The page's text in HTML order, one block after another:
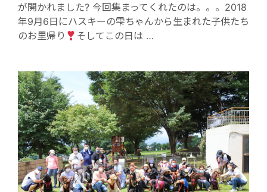
が開かれました? 今回集まってくれたのは。。。2018
年9月6日にハスキーの雫ちゃんから生まれた子供たち
のお里帰り
そしてこの日は …